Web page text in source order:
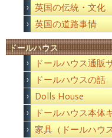
英国の伝統・文化
英国の道路事情
ドールハウス
ドールハウス通販
ドールハウスの話
Dolls House
ドールハウス本体
家具（ドールハウス